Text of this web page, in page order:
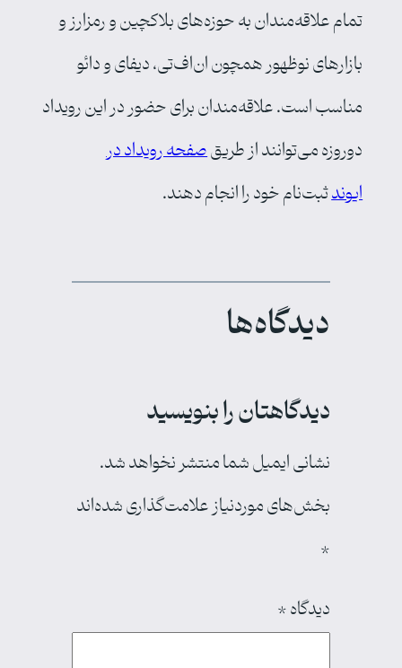
تمام علاقه‌مندان به حوزه‌های بلاکچین و رمزارز و
بازارهای نوظهور همچون ان‌اف‌تی، دیفای و دائو
مناسب است. علاقه‌مندان برای حضور در این رویداد
دوروزه می‌توانند از طریقصفحه رویداد در
ایوندثبت‌نام خود را انجام دهند.
دیدگاه‌ها
دیدگاهتان را بنویسید
نشانی ایمیل شما منتشر نخواهد شد.
بخش‌های موردنیاز علامت‌گذاری شده‌اند
*
دیدگاه*